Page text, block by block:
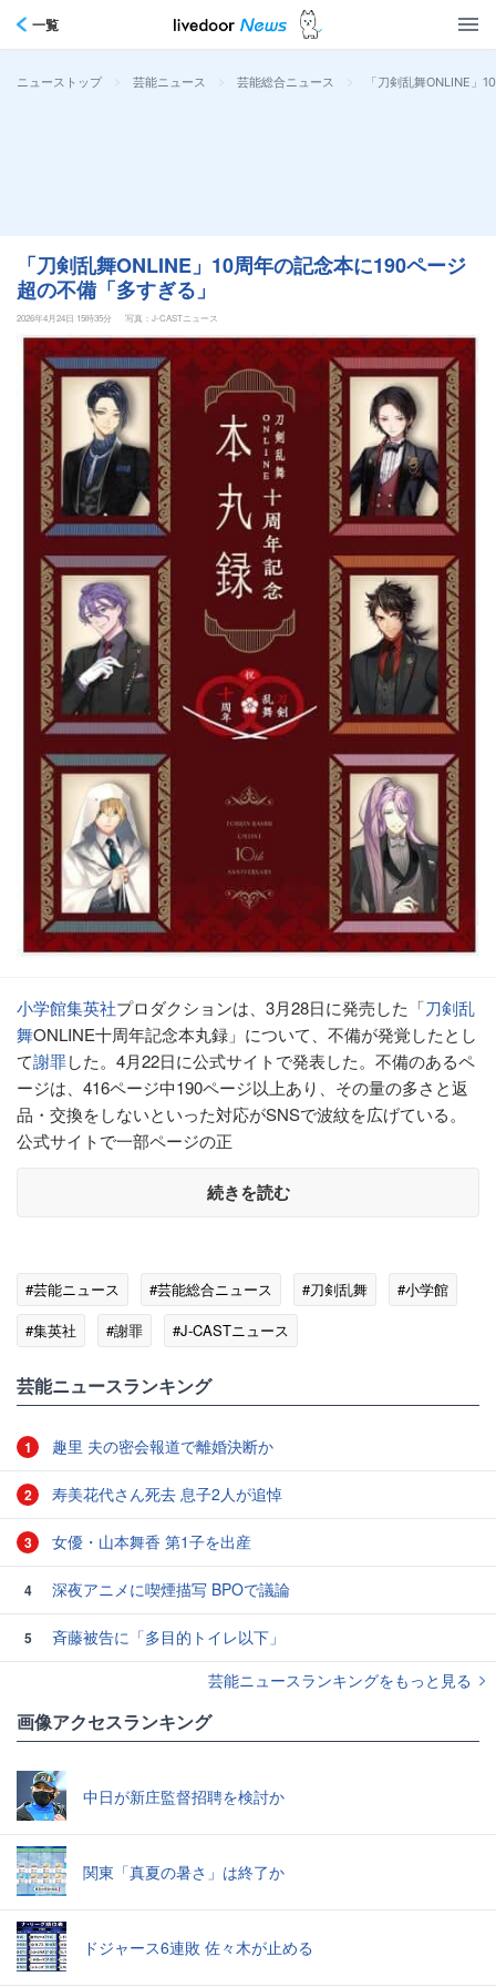
一覧
ニューストップ > 芸能ニュース > 芸能総合ニュース > 「刀剣乱舞ONLINE」
「刀剣乱舞ONLINE」10周年の記念本に190ページ
超の不備「多すぎる」
2026年4月24日 15時35分 写真：J-CASTニュース
小学館集英社プロダクションは、3月28日に発売した「刀剣乱
舞ONLINE十周年記念本丸録」について、不備が発覚したとし
て謝罪した。4月22日に公式サイトで発表した。不備のあるペ
ージは、416ページ中190ページ以上あり、その量の多さと返
品・交換をしないといった対応がSNSで波紋を広げている。
公式サイトで一部ページの正
続きを読む
#芸能ニュース #芸能総合ニュース #刀剣乱舞
#小学館
#集英社
#謝罪 #J-CASTニュース
芸能ニュースランキング
1 趣里 夫の密会報道で離婚決断か
2 寿美花代さん死去 息子2人が追悼
3 女優・山本舞香 第1子を出産
4 深夜アニメに喫煙描写 BPOで議論
5
斉藤被告に「多目的トイレ以下」
芸能ニュースランキングをもっと見る
画像アクセスランキング
中日が新庄監督招聘を検討か
関東「真夏の暑さ」は終了か
ドジャース6連敗 佐々木が止める